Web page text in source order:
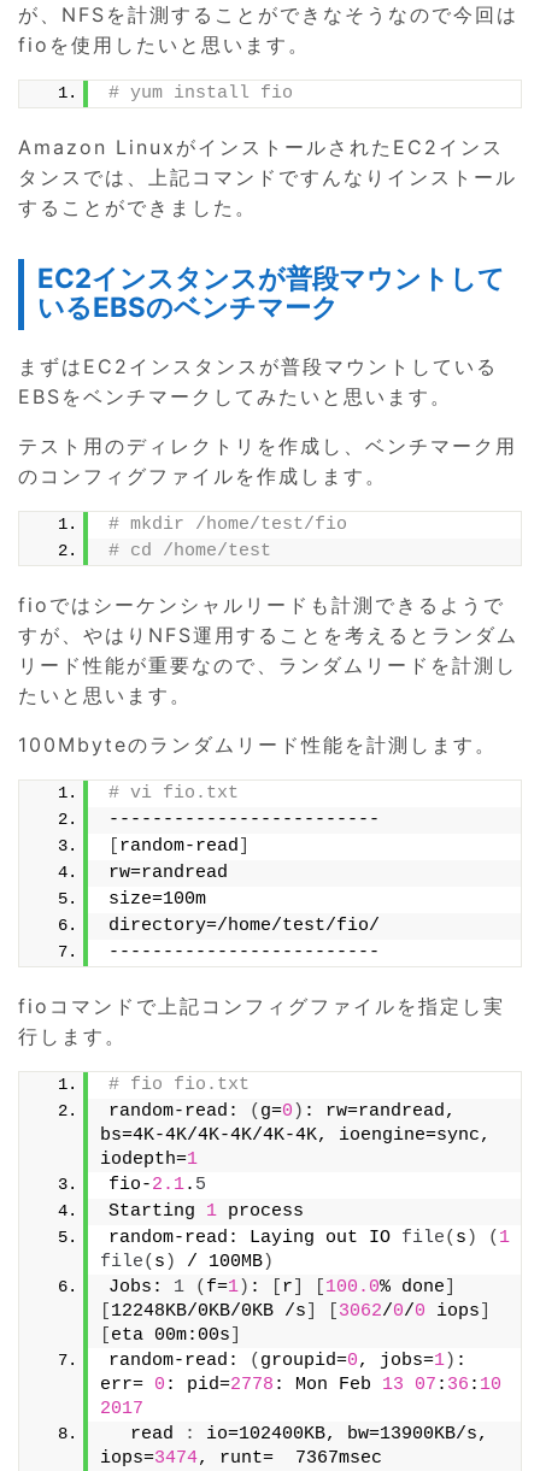
が、NFSを計測することができなそうなので今回は
fioを使用したいと思います。
# yum install fio
Amazon LinuxがインストールされたEC2インス
タンスでは、上記コマンドですんなりインストール
することができました。
EC2インスタンスが普段マウントして
いるEBSのベンチマーク
まずはEC2インスタンスが普段マウントしている
EBSをベンチマークしてみたいと思います。
テスト用のディレクトリを作成し、ベンチマーク用
のコンフィグファイルを作成します。
# mkdir /home/test/fio
# cd /home/test
fioではシーケンシャルリードも計測できるようで
すが、やはりNFS運用することを考えるとランダム
リード性能が重要なので、ランダムリードを計測し
たいと思います。
100Mbyteのランダムリード性能を計測します。
# vi fio.txt
-------------------------
random-read
rw=randread
size=100m
directory=/home/test/fio/
-------------------------
fioコマンドで上記コンフィグファイルを指定し実
行します。
# fio fio.txt
random-read:
( g=0 ) : rw=randread,
bs=4K-4K/4K-4K/4K-4K, ioengine=sync,
iodepth=1
fio-2.1. 5
Starting 1 process
random-read: Laying out IO file( s ) ( 1
file( s ) / 100MB)
Jobs: 1 ( f=1) : r 100.0% done
12248KB/0KB/0KB /s 3062/0/0 iops
eta 00m:00s
random-read:
( groupid=0, jobs=1) :
err= 0 : pid=2778 : Mon Feb 13 07 : 36 : 10
2017
  read
:
io=102400KB, bw=13900KB/s,
iops=3474, runt=  7367msec